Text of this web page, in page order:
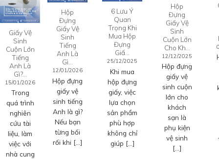
Giấy Vệ
Sinh
Cuộn Lớn
Tiếng
Anh Là
Gì?…
15/01/2026
Trong
quá trình
nghiên
cứu tài
liệu, làm
việc với
nhà cung
Hộp
Đựng
Giấy Vệ
Sinh
Tiếng
Anh Là
Gì…
12/01/2026
Hộp đựng
giấy vệ
sinh tiếng
Anh là gì?
Nếu bạn
từng bối
rối khi […]
6 Lưu Ý
Quan
Trọng Khi
Mua Hộp
Đựng
Giấ…
25/12/2025
Khi mua
hộp đựng
giấy, việc
lựa chọn
sản phẩm
phù hợp
không chỉ
giúp […]
Hộp
Đựng
Giấy Vệ
Sinh
Cuộn Lớn
Cho Kh…
12/12/2025
Hộp đựng
giấy vệ
sinh cuộn
lớn cho
khách
sạn là
phụ kiện
vệ sinh
[…]